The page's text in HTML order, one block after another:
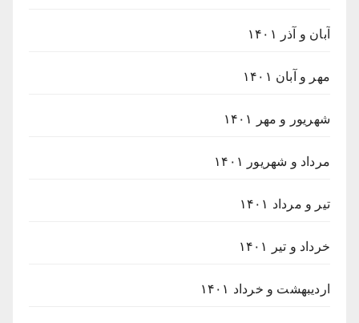
آبان و آذر ۱۴۰۱
مهر و آبان ۱۴۰۱
شهریور و مهر ۱۴۰۱
مرداد و شهریور ۱۴۰۱
تیر و مرداد ۱۴۰۱
خرداد و تیر ۱۴۰۱
اردیبهشت و خرداد ۱۴۰۱